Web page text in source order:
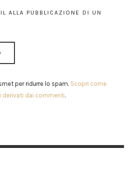
ALLA PUBBLICAZIONE DI UN
per ridurre lo spam. Scopri come
derivati dai commenti.